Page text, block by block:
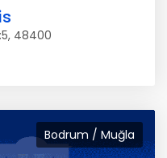
48400
Bodrum / Muğla